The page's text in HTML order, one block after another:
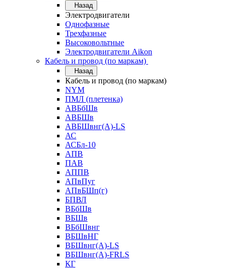
Назад
Электродвигатели
Однофазные
Трехфазные
Высоковольтные
Электродвигатели Aikon
Кабель и провод (по маркам)
Назад
Кабель и провод (по маркам)
NYM
ПМЛ (плетенка)
АВБбШв
АВБШв
АВБШвнг(А)-LS
АС
АСБл-10
АПВ
ПАВ
АППВ
АПвПуг
АПвБШп(г)
БПВЛ
ВБбШв
ВБШв
ВБбШвнг
ВБШвНГ
ВБШвнг(А)-LS
ВБШвнг(А)-FRLS
КГ